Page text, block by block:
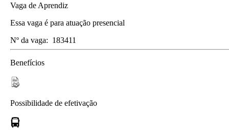
Vaga de Aprendiz
Essa vaga é para atuação presencial
Nº da vaga: 183411
Benefícios
Possibilidade de efetivação